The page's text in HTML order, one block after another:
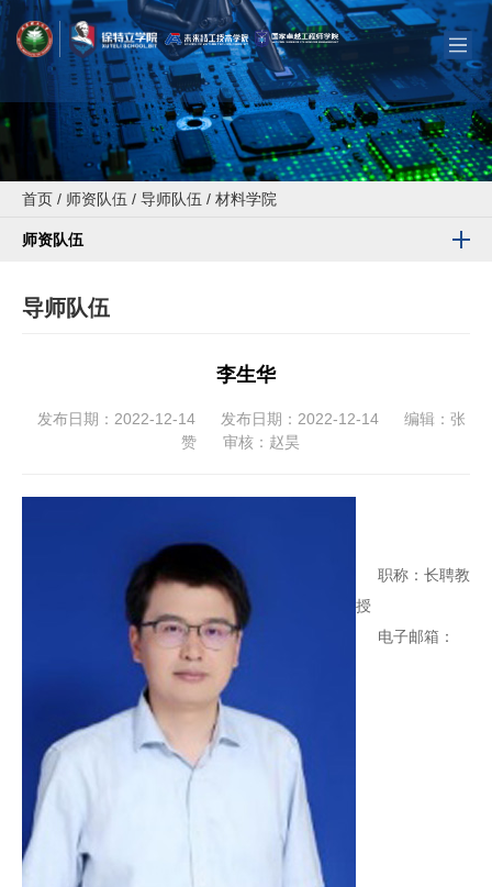
首页 / 师资队伍 / 导师队伍 / 材料学院
师资队伍
导师队伍
李生华
发布日期：2022-12-14 发布日期：2022-12-14
编辑：张
赞
审核：赵昊
职称：长聘教
授
电子邮箱：